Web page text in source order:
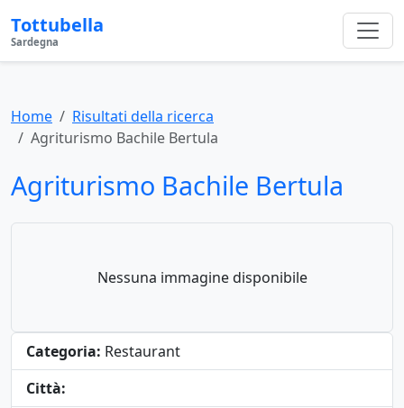
Tottubella
Sardegna
Home
Risultati della ricerca
Agriturismo Bachile Bertula
Agriturismo Bachile Bertula
Nessuna immagine disponibile
Categoria: Restaurant
Città: